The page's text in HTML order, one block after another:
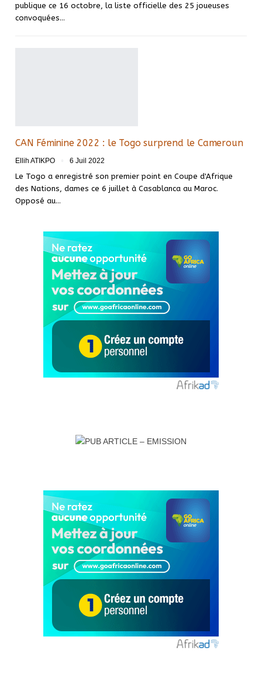
publique ce 16 octobre, la liste officielle des 25 joueuses
convoquées…
CAN Féminine 2022 : le Togo surprend le Cameroun
Ellih ATIKPO 6 Juil 2022
Le Togo a enregistré son premier point en Coupe d'Afrique
des Nations, dames ce 6 juillet à Casablanca au Maroc.
Opposé au…